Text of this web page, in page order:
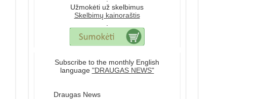
Užmokėti už skelbimus
Skelbimų kainoraštis
.
Subscribe to the monthly English
language "DRAUGAS NEWS"
Draugas News